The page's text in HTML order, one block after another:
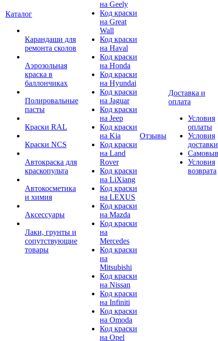
Каталог
Карандаши для
ремонта сколов
Аэрозольная
краска в
баллончиках
Полировальные
пасты
Краски RAL
Краски NCS
Автокраска для
краскопульта
Автокосметика
и химия
Аксессуары
Лаки, грунты и
сопутствующие
товары
на Geely
Код краски
на Great
Wall
Код краски
на Haval
Код краски
на Honda
Код краски
на Hyundai
Код краски
на Jaguar
Код краски
на Jeep
Код краски
на Kia
Код краски
на Land
Rover
Код краски
на LiXiang
Код краски
на LEXUS
Код краски
на Mazda
Код краски
на
Mercedes
Код краски
на
Mitsubishi
Код краски
на Nissan
Код краски
на Infiniti
Код краски
на Omoda
Код краски
на Opel
Отзывы
Доставка и
оплата
Условия
оплаты
Условия
доставки
Условия
возврата